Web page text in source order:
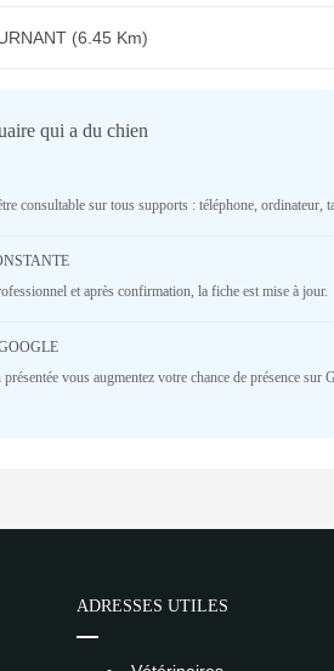
(6.45 Km)
qui a du chien
consultable sur tous supports : téléphone, ordinateur,
et après confirmation, la fiche est mise à jour.
vous augmentez votre chance de présence sur
ADRESSES UTILES